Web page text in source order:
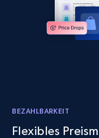
2.1K+ 375+
Sku, Product id,
BEZAHLBARKEIT
Flexibles